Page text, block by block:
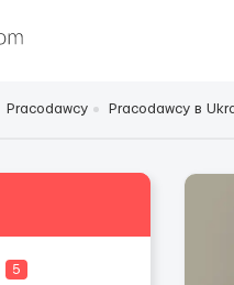
Pracodawcy Pracodawcy в
5